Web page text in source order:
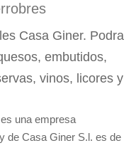
Casa Giner. Podra
embutidos,
vinos, licores y
es una empresa
de Casa Giner S.l. es de